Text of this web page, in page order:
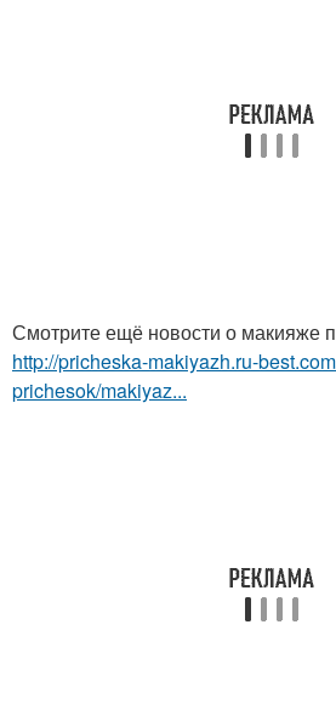
Смотрите ещё новости о макияже
http://pricheska-makiyazh.ru-
prichesok/makiyaz...